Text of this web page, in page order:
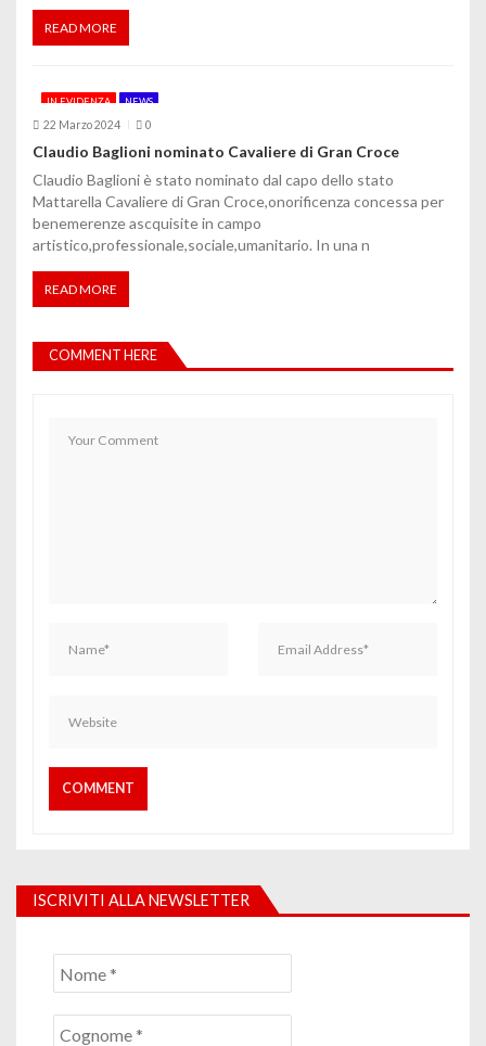
READ MORE
IN EVIDENZA NEWS
22 Marzo 2024 0
Claudio Baglioni nominato Cavaliere di Gran Croce
Claudio Baglioni è stato nominato dal capo dello stato
Mattarella Cavaliere di Gran Croce,onorificenza concessa per
benemerenze ascquisite in campo
artistico,professionale,sociale,umanitario. In una n
READ MORE
COMMENT HERE
ISCRIVITI ALLA NEWSLETTER